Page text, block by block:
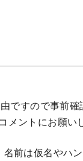
ですので事前確
メントにお願い
前は仮名やハ